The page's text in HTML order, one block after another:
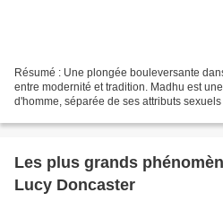
Résumé : Une plongée bouleversante
entre modernité et tradition. Madhu est
d'homme, séparée de ses attributs
Les plus grands
Lucy Doncaster